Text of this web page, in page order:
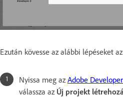
Ezután kövesse az alábbi lépéseket
Nyissa meg az Adobe
válassza az Új projekt